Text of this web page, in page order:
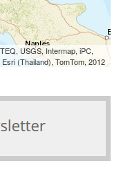
USGS, Intermap, iPC,
(Thailand), TomTom, 2012